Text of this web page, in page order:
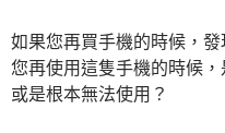
如果您再買手機的時候，
您再使用這隻手機的時候
或是根本無法使用？